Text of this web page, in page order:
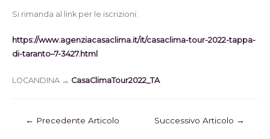
Si rimanda al link per le iscrizioni:
https://www.agenziacasaclima.it/it/casaclima-tour-2022-tappa-
di-taranto–7-3427.html
LOCANDINA → CasaClimaTour2022_TA
← Precedente Articolo Successivo Articolo →